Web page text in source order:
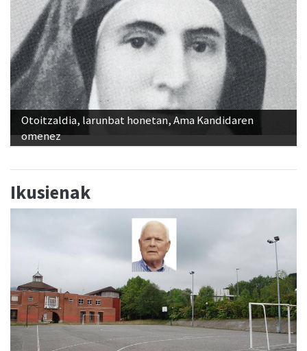
Otoitzaldia, larunbat honetan, Ama Kandidaren
omenez
Ikusienak